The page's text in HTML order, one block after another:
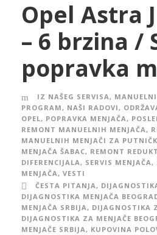
Opel Astra
– 6 brzina /
popravka
IZ NAŠEG SERVISA,
PROGRAM, NAŠI RADOVI,
OPEL, POPRAVKA MENJAČA,
REMONT MANUELNIH MENJAČA,
MANUELNIH MENJAČI ZA
MENJAČA ŠABAC, REMONT
DIFERENCIJALA, SERVIS MENJAČA,
MENJAČA, VESTI
ČESTA PITANJA,
DIJAGNOSTIKA MENJAČA
MENJAČA SRBIJA, DIJAGNOSTIKA
DIJAGNOSTIKA ZA MENJAČE
MENJAČE SRBIJA, KUPOVINA